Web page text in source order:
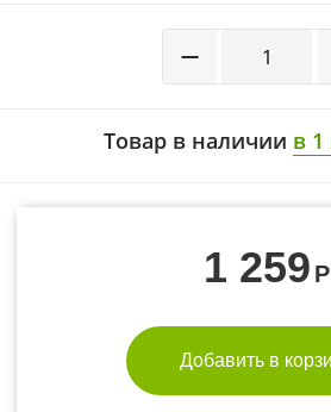
−
Товар в наличии в 1
1 259 Р
Добавить в